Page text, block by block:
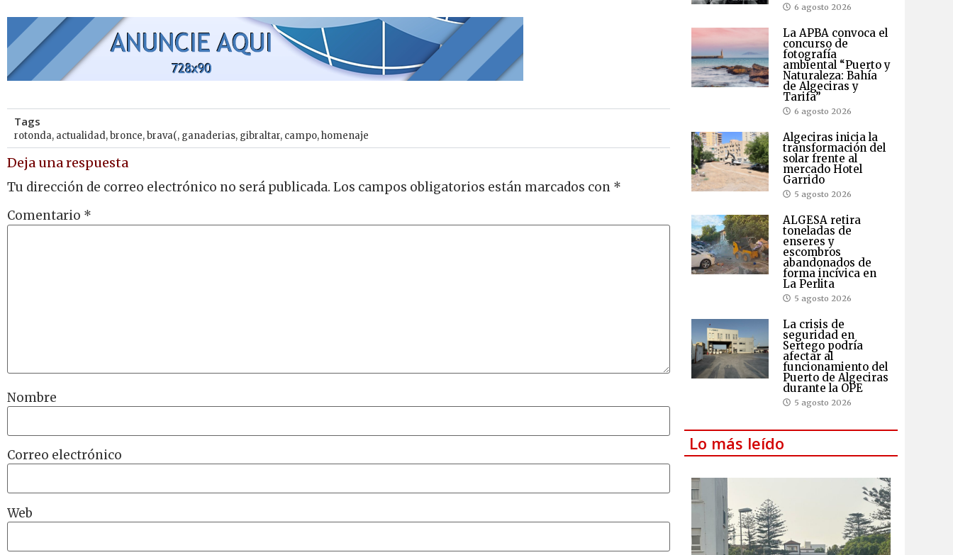
Tags
rotonda, actualidad,bronce,brava(, ganaderias, gibraltar, campo,homenaje
Deja una respuesta
Tu dirección de correo electrónico no será publicada. Los campos obligatorios están marcados con *
Comentario *
Nombre
Correo electrónico
Web
6 agosto 2026
La APBA convoca el
concurso de
fotografía
ambiental “Puerto y
Naturaleza: Bahía
de Algeciras y
Tarifa”
6 agosto 2026
Algeciras inicia la
transformación del
solar frente al
mercado Hotel
Garrido
5 agosto 2026
ALGESA retira
toneladas de
enseres y
escombros
abandonados de
forma incívica en
La Perlita
5 agosto 2026
La crisis de
seguridad en
Sertego podría
afectar al
funcionamiento del
Puerto de Algeciras
durante la OPE
5 agosto 2026
Lo más leído